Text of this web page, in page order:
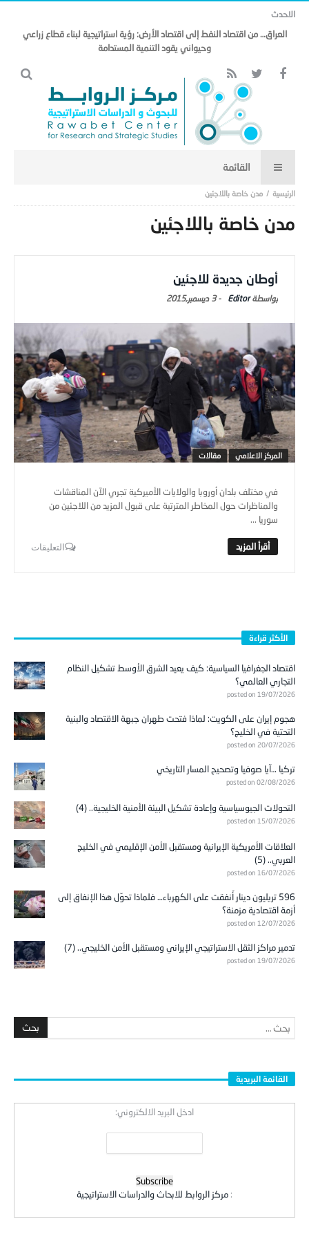
الاحدث
العراق… من اقتصاد النفط إلى اقتصاد الأرض: رؤية استراتيجية لبناء قطاع زراعي
وحيواني يقود التنمية المستدامة
مدن خاصة باللاجئين
مدن خاصة باللاجئين
أوطان جديدة للاجئين
Editor
-3 ديسمبر,2015
المركز الاعلامي مقالات
في مختلف بلدان أوروبا والولايات الأميركية تجري الآن المناقشات
والمناظرات حول المخاطر المترتبة على قبول المزيد من اللاجئين من
سوريا ...
التعليقات
الأكثر قراءة
اقتصاد الجغرافيا السياسية: كيف يعيد الشرق الأوسط تشكيل النظام
التجاري العالمي؟
posted on 19/07/2026
هجوم إيران على الكويت: لماذا فتحت طهران جبهة الاقتصاد والبنية
التحتية في الخليج؟
posted on 20/07/2026
تركيا …آيا صوفيا وتصحيح المسار التاريخي
posted on 02/08/2026
التحولات الجيوسياسية وإعادة تشكيل البيئة الأمنية الخليجية.. (4)
posted on 15/07/2026
العلاقات الأمريكية الإيرانية ومستقبل الأمن الإقليمي في الخليج
العربي.. (5)
posted on 16/07/2026
596 تريليون دينار أُنفقت على الكهرباء… فلماذا تحوّل هذا الإنفاق إلى
أزمة اقتصادية مزمنة؟
posted on 12/07/2026
تدمير مراكز الثقل الاستراتيجي الإيراني ومستقبل الأمن الخليجي.. (7)
posted on 19/07/2026
القائمة البريدية
ادخل البريد الالكتروني:
: مركز الروابط للابحاث والدراسات الاستراتيجية